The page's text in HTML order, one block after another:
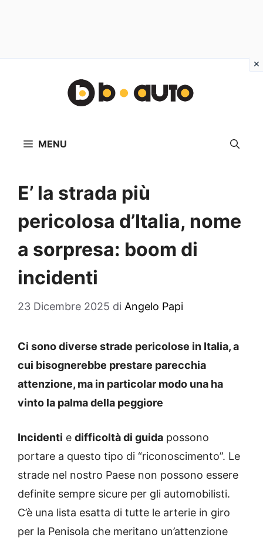
MENU
E’ la strada più
pericolosa d’Italia, nome
a sorpresa: boom di
incidenti
23 Dicembre 2025 di Angelo Papi
Ci sono diverse strade pericolose in Italia, a
cui bisognerebbe prestare parecchia
attenzione, ma in particolar modo una ha
vinto la palma della peggiore
Incidenti e difficoltà di guida possono
portare a questo tipo di “riconoscimento”. Le
strade nel nostro Paese non possono essere
definite sempre sicure per gli automobilisti.
C’è una lista esatta di tutte le arterie in giro
per la Penisola che meritano un’attenzione